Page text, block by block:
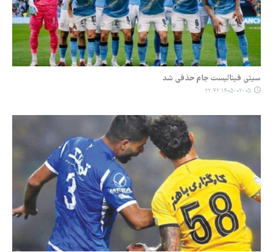
سیتی فینالیست جام حذفی شد
۱۴۰۵-۰۲-۰۵ ۲۲:۴۲